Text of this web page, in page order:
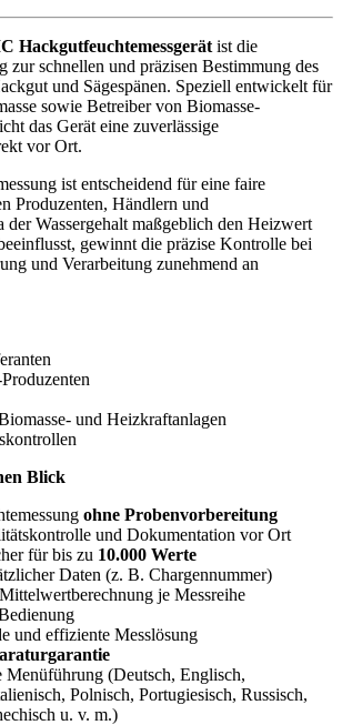
Hackgutfeuchtemessgerät ist die
zur schnellen und präzisen Bestimmung des
und Sägespänen. Speziell entwickelt für
sowie Betreiber von Biomasse-
das Gerät eine zuverlässige
vor Ort.
ist entscheidend für eine faire
Produzenten, Händlern und
der Wassergehalt maßgeblich den Heizwert
gewinnt die präzise Kontrolle bei
und Verarbeitung zunehmend an
und Heizkraftanlagen
Blick
ohne Probenvorbereitung
und Dokumentation vor Ort
für bis zu 10.000 Werte
Daten (z. B. Chargennummer)
je Messreihe
und effiziente Messlösung
Menüführung (Deutsch, Englisch,
Polnisch, Portugiesisch, Russisch,
u. v. m.)